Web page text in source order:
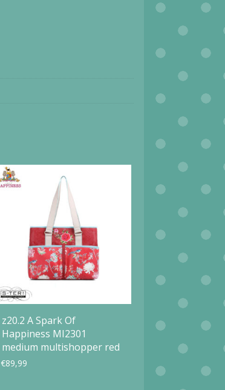
z20.2 A Spark Of
Happiness MI2301
medium multishopper red
€89,99